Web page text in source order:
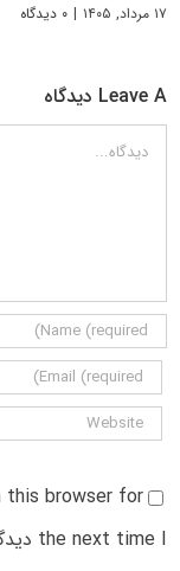
۱۷ مرداد, ۱۴۰۵ | ۰ دیدگاه
Leave A دیدگاه
دیدگاه
this browser for
the next time I دیدگاه.